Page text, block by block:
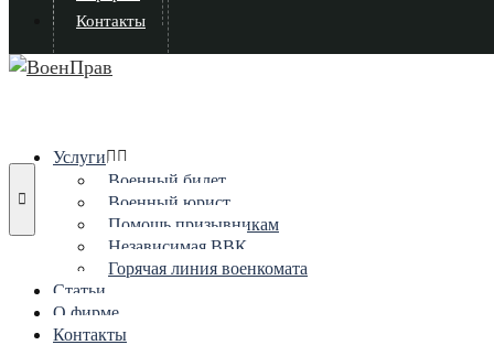
Контакты
Услуги
Военный билет
Военный юрист
Помощь призывникам
Независимая ВВК
Горячая линия военкомата
Статьи
О фирме
Контакты